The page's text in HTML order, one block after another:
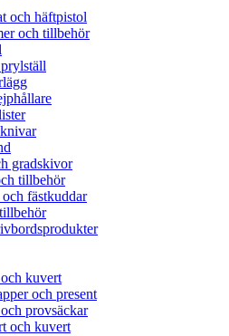
och häftpistol
och tillbehör
gradskivor
tillbehör
fästkuddar
kuvert
och present
provsäckar
och kuvert